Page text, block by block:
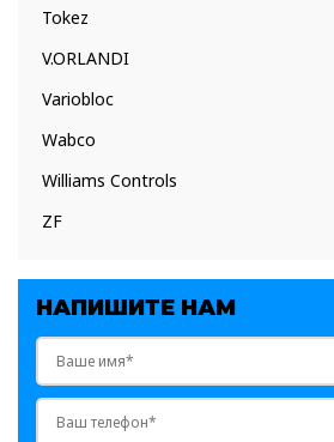
Tokez
V.ORLANDI
Variobloc
Wabco
Williams Controls
ZF
НАПИШИТЕ НАМ